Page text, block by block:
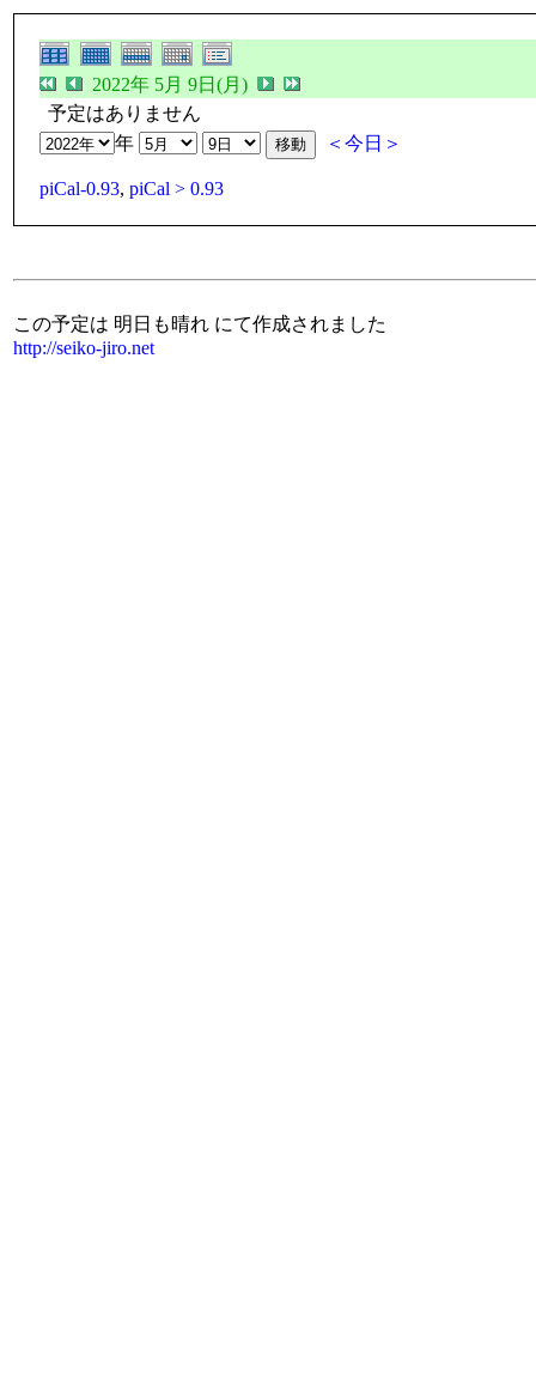
2022年 5月 9日(月)
予定はありません
年
＜今日＞
piCal-0.93, piCal > 0.93
この予定は 明日も晴れ にて作成されました
http://seiko-jiro.net